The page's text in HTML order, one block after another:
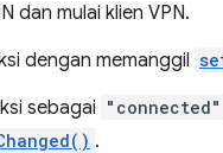
dan mulai klien VPN.
dengan memanggil
sebagai "connected"
.